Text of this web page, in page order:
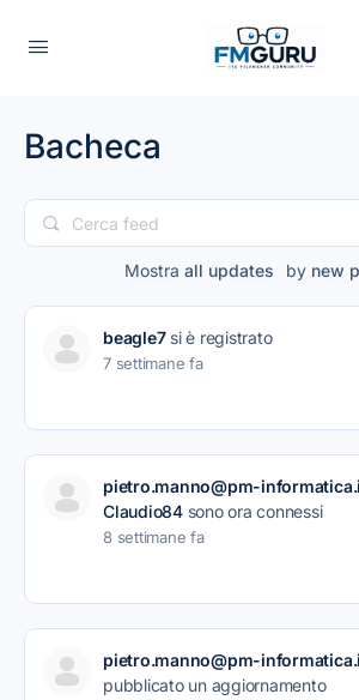
Bacheca
Cerca
feed
Mostra all updates by new
beagle7si è registrato
7 settimane fa
pietro.manno@pm-
Claudio84sono ora connessi
8 settimane fa
pietro.manno@pm-
pubblicato un aggiornamento